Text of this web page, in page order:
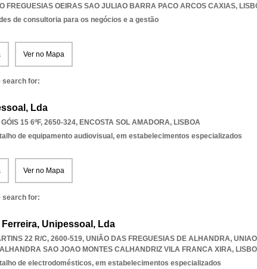
FREGUESIAS OEIRAS SAO JULIAO BARRA PACO ARCOS CAXIAS,
de consultoria para os negócios e a gestão
Ver no Mapa
search for:
Lda
15 6ºF, 2650-324, ENCOSTA SOL AMADORA, LISBOA
de equipamento audiovisual, em estabelecimentos especializados
Ver no Mapa
search for:
Ferreira, Unipessoal, Lda
22 R/C, 2600-519, UNIÃO DAS FREGUESIAS DE ALHANDRA, UNIAO
SAO JOAO MONTES CALHANDRIZ VILA FRANCA XIRA,
de electrodomésticos, em estabelecimentos especializados